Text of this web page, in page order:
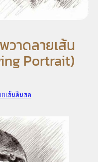
วาดลายเส้น
Portrait)
เส้นดินสอ